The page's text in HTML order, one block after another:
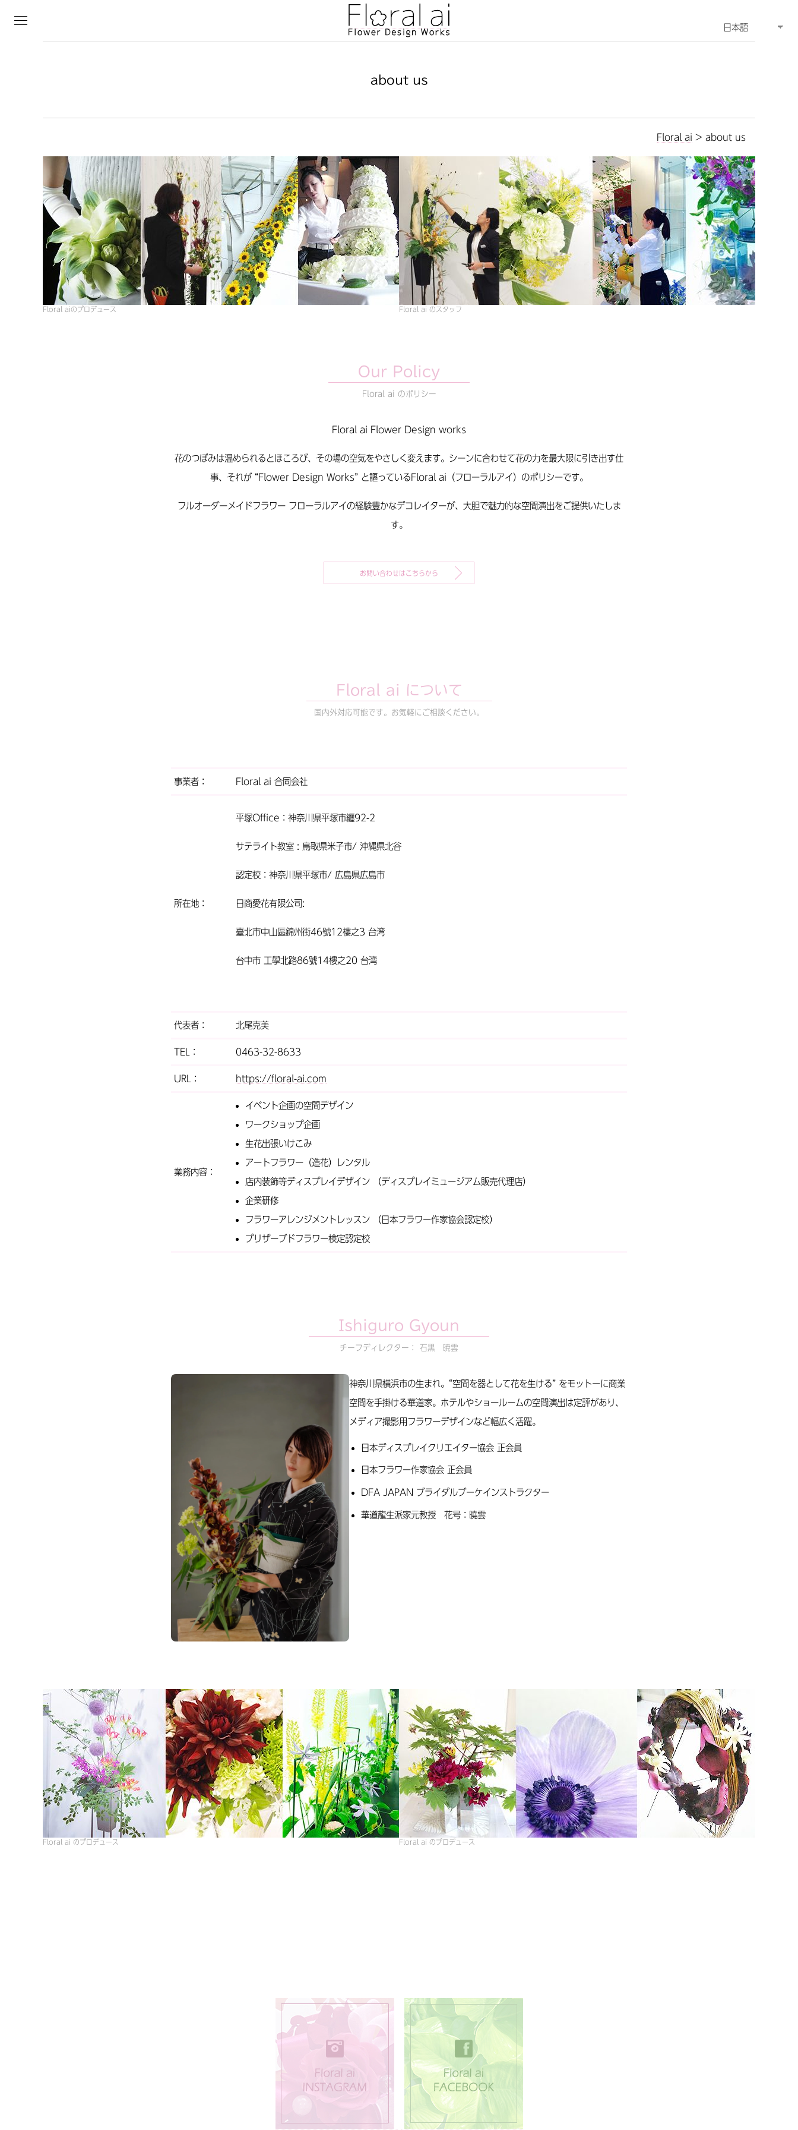
about us
Floral ai > about us
Floral aiのプロデュース Floral ai のスタッフ
Our Policy
Floral ai のポリシー
Floral ai Flower Design works
花のつぼみは温められるとほころび、その場の空気をやさしく変えます。シーンに合わせて花の力を最大限に引き出す仕
事、それが “Flower Design Works” と謳っているFloral ai（フローラルアイ）のポリシーです。
フルオーダーメイドフラワー フローラルアイの経験豊かなデコレイターが、大胆で魅力的な空間演出をご提供いたしま
す。
お問い合わせはこちらから
Floral ai について
国内外対応可能です。お気軽にご相談ください。
事業者： Floral ai 合同会社
所在地：
平塚Office：神奈川県平塚市纒92-2
サテライト教室 : 鳥取県米子市/ 沖縄県北谷
認定校：神奈川県平塚市/ 広島県広島市
日商愛花有限公司:
臺北市中山區錦州街46號12樓之3 台湾
台中市 工學北路86號14樓之20 台湾
代表者： 北尾克美
TEL： 0463-32-8633
URL： https://floral-ai.com
業務内容：
イベント企画の空間デザイン
ワークショップ企画
生花出張いけこみ
アートフラワー（造花）レンタル
店内装飾等ディスプレイデザイン （ディスプレイミュージアム販売代理店）
企業研修
フラワーアレンジメントレッスン （日本フラワー作家協会認定校）
プリザーブドフラワー検定認定校
Ishiguro Gyoun
チーフディレクター： 石黒 暁雲
神奈川県横浜市の生まれ。“空間を器として花を生ける” をモットーに商業
空間を手掛ける華道家。ホテルやショールームの空間演出は定評があり、
メディア撮影用フラワーデザインなど幅広く活躍。
日本ディスプレイクリエイター協会 正会員
日本フラワー作家協会 正会員
DFA JAPAN ブライダルブーケインストラクター
華道龍生派家元教授 花号：曉雲
Floral ai のプロデュース Floral ai のプロデュース